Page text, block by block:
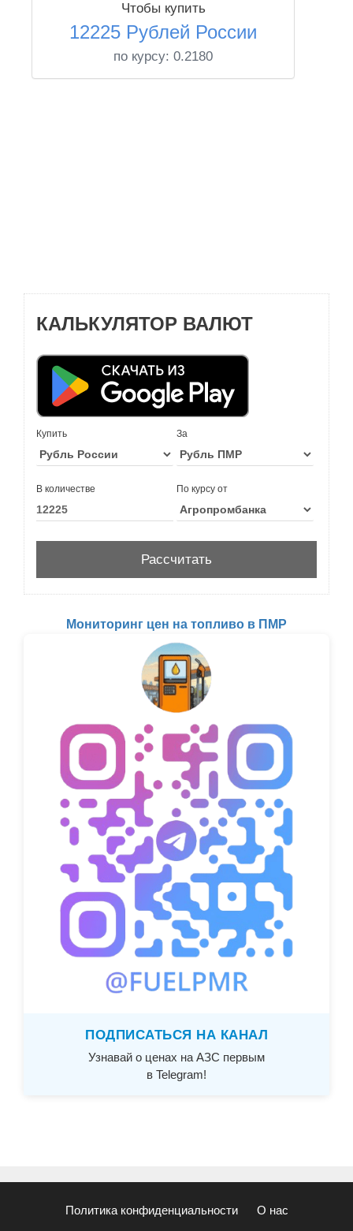
Чтобы купить
12225 Рублей России
по курсу: 0.2180
КАЛЬКУЛЯТОР ВАЛЮТ
Купить За
В количестве По курсу от
Мониторинг цен на топливо в ПМР
ПОДПИСАТЬСЯ НА КАНАЛ
Узнавай о ценах на АЗС первым
в Telegram!
Политика конфиденциальности О нас